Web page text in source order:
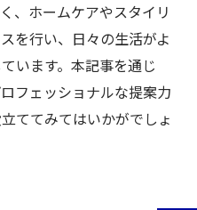
、ホームケアやスタイリ
を行い、日々の生活がよ
います。本記事を通じ
フェッショナルな提案力
ててみてはいかがでしょ